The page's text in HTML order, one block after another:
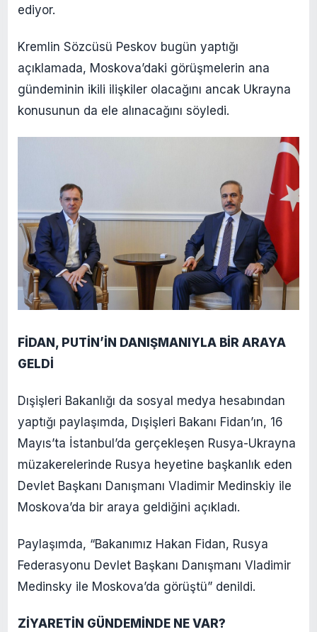
ediyor.
Kremlin Sözcüsü Peskov bugün yaptığı
açıklamada, Moskova’daki görüşmelerin ana
gündeminin ikili ilişkiler olacağını ancak Ukrayna
konusunun da ele alınacağını söyledi.
FİDAN, PUTİN’İN DANIŞMANIYLA BİR ARAYA
GELDİ
Dışişleri Bakanlığı da sosyal medya hesabından
yaptığı paylaşımda, Dışişleri Bakanı Fidan’ın, 16
Mayıs’ta İstanbul’da gerçekleşen Rusya-Ukrayna
müzakerelerinde Rusya heyetine başkanlık eden
Devlet Başkanı Danışmanı Vladimir Medinskiy ile
Moskova’da bir araya geldiğini açıkladı.
Paylaşımda, “Bakanımız Hakan Fidan, Rusya
Federasyonu Devlet Başkanı Danışmanı Vladimir
Medinsky ile Moskova’da görüştü” denildi.
ZİYARETİN GÜNDEMİNDE NE VAR?